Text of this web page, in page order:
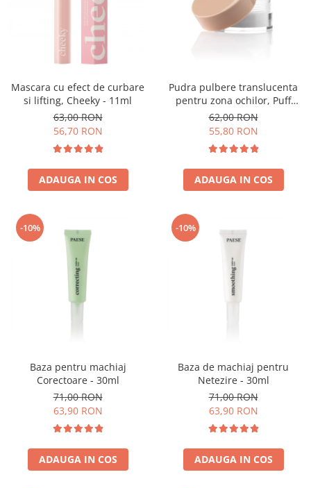
Mascara cu efect de curbare
si lifting, Cheeky - 11ml
63,00 RON
56,70 RON
ADAUGA IN COS
Pudra pulbere translucenta
pentru zona ochilor, Puff
Cloud 5,3g
62,00 RON
55,80 RON
ADAUGA IN COS
-10%
Baza pentru machiaj
Corectoare - 30ml
71,00 RON
63,90 RON
ADAUGA IN COS
-10%
Baza de machiaj pentru
Netezire - 30ml
71,00 RON
63,90 RON
ADAUGA IN COS